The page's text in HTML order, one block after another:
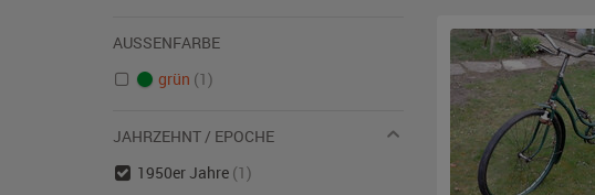
AUSSENFARBE
grün (1)
JAHRZEHNT / EPOCHE
1950er Jahre (1)